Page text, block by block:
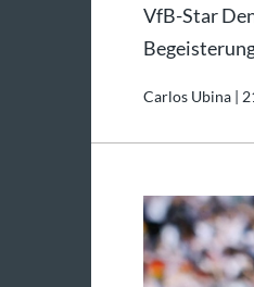
VfB-Star
Carlos Ubina |